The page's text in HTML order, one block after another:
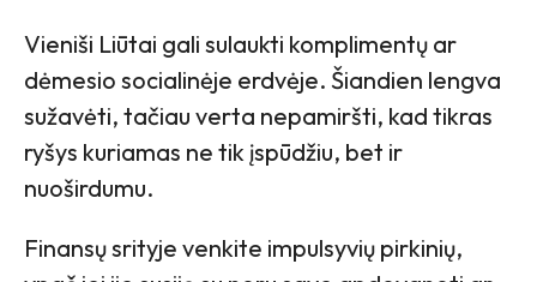
Vieniši Liūtai gali sulaukti komplimentų ar
dėmesio socialinėje erdvėje. Šiandien lengva
sužavėti, tačiau verta nepamiršti, kad tikras
ryšys kuriamas ne tik įspūdžiu, bet ir
nuoširdumu.
Finansų srityje venkite impulsyvių pirkinių,